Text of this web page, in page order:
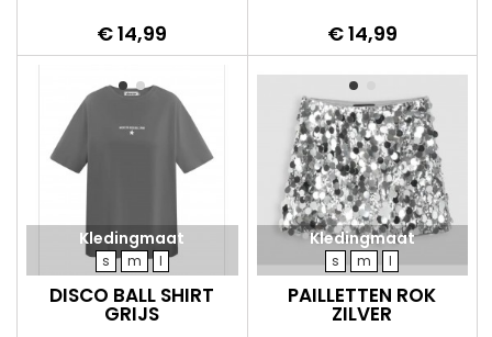
Prijs
€ 14,99 Prijs
€ 14,99
Kledingmaat
s m l
DISCO BALL SHIRT
GRIJS
Kledingmaat
s m l
PAILLETTEN ROK
ZILVER